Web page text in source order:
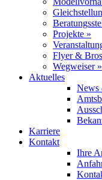
Projekte »
Flyer &
Wegweiser »
Aktuelles
News
Karriere
Kontakt
Ihre